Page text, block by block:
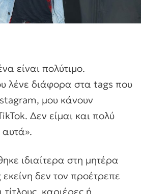
είναι πολύτιμο.
λένε διάφορα στα tags που
μου κάνουν
Δεν είμαι και πολύ
ιδιαίτερα στη μητέρα
δεν τον προέτρεπε
καριέρες ή